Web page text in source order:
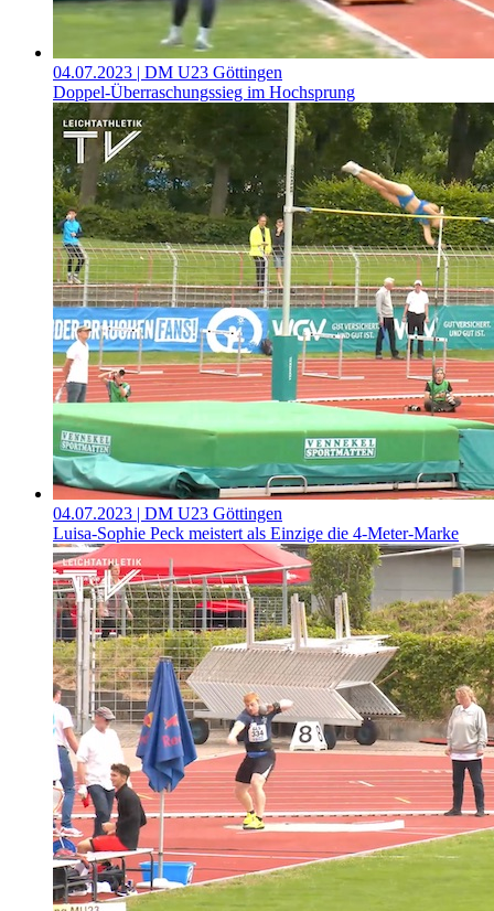
04.07.2023 | DM U23 Göttingen
Doppel-Überraschungssieg im Hochsprung
04.07.2023 | DM U23 Göttingen
Luisa-Sophie Peck meistert als Einzige die 4-Meter-Marke